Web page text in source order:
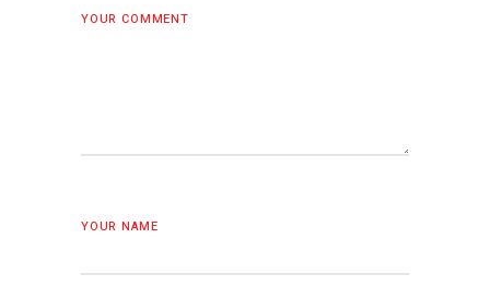
YOUR COMMENT
YOUR NAME